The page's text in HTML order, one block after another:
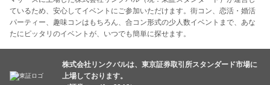
ているため、安心してイベントにご参加いただけます。街コン、恋活・婚活
パーティー、趣味コンはもちろん、合コン形式の少人数イベントまで、あな
たにピッタリのイベントが、いつでも簡単に探せます。
株式会社リンクバルは、東京証券取引所スタンダード市場に
上場しております。